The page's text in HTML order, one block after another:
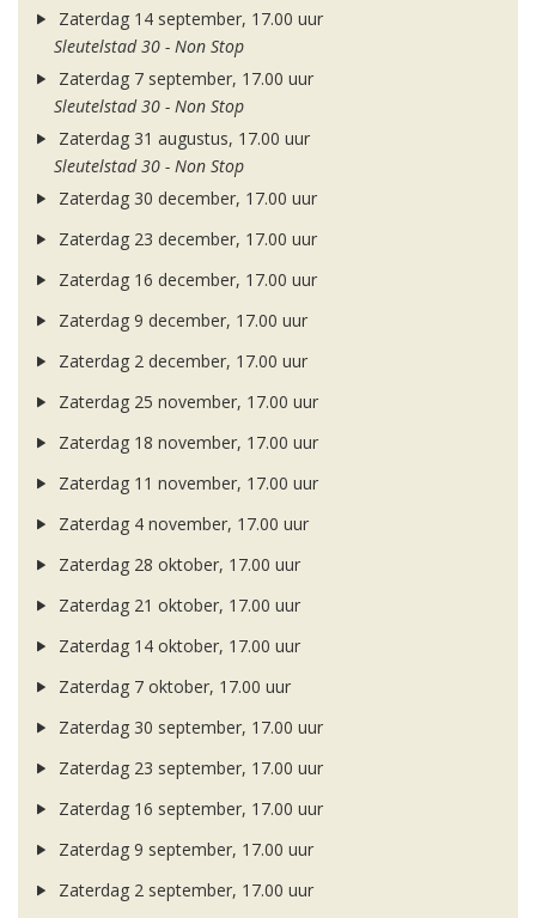
Zaterdag 14 september, 17.00 uur
Sleutelstad 30 - Non Stop
Zaterdag 7 september, 17.00 uur
Sleutelstad 30 - Non Stop
Zaterdag 31 augustus, 17.00 uur
Sleutelstad 30 - Non Stop
Zaterdag 30 december, 17.00 uur
Zaterdag 23 december, 17.00 uur
Zaterdag 16 december, 17.00 uur
Zaterdag 9 december, 17.00 uur
Zaterdag 2 december, 17.00 uur
Zaterdag 25 november, 17.00 uur
Zaterdag 18 november, 17.00 uur
Zaterdag 11 november, 17.00 uur
Zaterdag 4 november, 17.00 uur
Zaterdag 28 oktober, 17.00 uur
Zaterdag 21 oktober, 17.00 uur
Zaterdag 14 oktober, 17.00 uur
Zaterdag 7 oktober, 17.00 uur
Zaterdag 30 september, 17.00 uur
Zaterdag 23 september, 17.00 uur
Zaterdag 16 september, 17.00 uur
Zaterdag 9 september, 17.00 uur
Zaterdag 2 september, 17.00 uur